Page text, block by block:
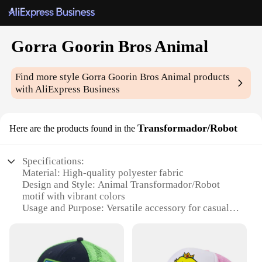
Gorra Goorin Bros Animal
Find more styleGorra Goorin Bros Animal products
with AliExpress Business
Here are the products found in the Transformador/Robot
Specifications:
Material: High-quality polyester fabric
Design and Style: Animal Transformador/Robot
motif with vibrant colors
Usage and Purpose: Versatile accessory for casual
part of the Transformador/Robot collection
Performance and Property: Durable and lightweight,